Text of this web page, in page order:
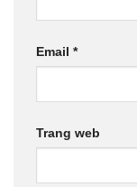
Email *
Trang web